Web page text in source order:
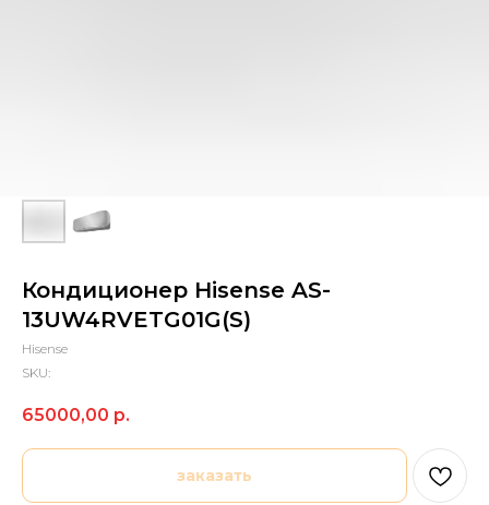
Кондиционер Hisense AS-
13UW4RVETG01G(S)
Hisense
SKU:
65000,00 р.
заказать